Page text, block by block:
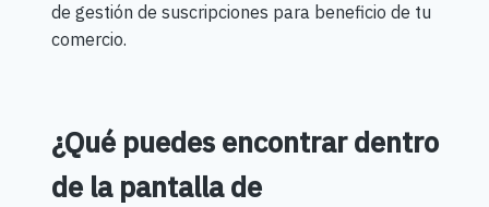
de gestión de suscripciones para beneficio de tu
comercio.
¿Qué puedes encontrar dentro
de la pantalla de